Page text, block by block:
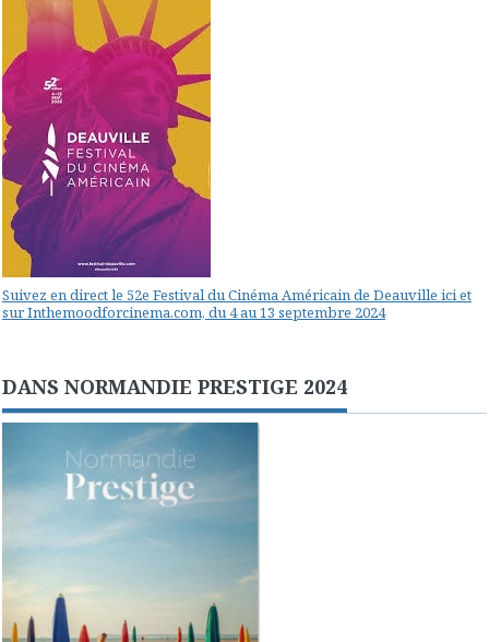
Suivez en direct le 52e Festival du Cinéma Américain de Deauville ici et
sur Inthemoodforcinema.com, du 4 au 13 septembre 2024
DANS NORMANDIE PRESTIGE 2024